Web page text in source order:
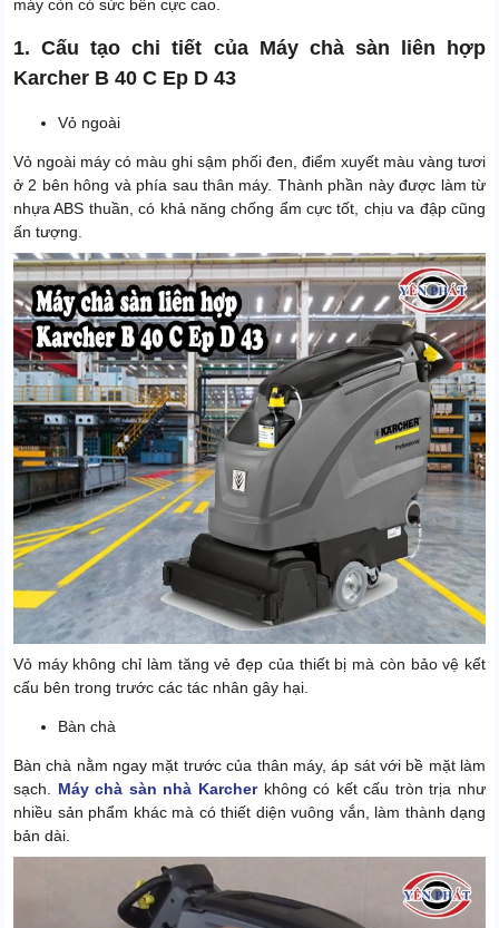
máy còn có sức bền cực cao.
1. Cấu tạo chi tiết của Máy chà sàn liên hợp
Karcher B 40 C Ep D 43
Vỏ ngoài
Vỏ ngoài máy có màu ghi sậm phối đen, điểm xuyết màu vàng tươi
ở 2 bên hông và phía sau thân máy. Thành phần này được làm từ
nhựa ABS thuần, có khả năng chống ẩm cực tốt, chịu va đập cũng
ấn tượng.
Vỏ máy không chỉ làm tăng vẻ đẹp của thiết bị mà còn bảo vệ kết
cấu bên trong trước các tác nhân gây hại.
Bàn chà
Bàn chà nằm ngay mặt trước của thân máy, áp sát với bề mặt làm
sạch. Máy chà sàn nhà Karcherkhông có kết cấu tròn trịa như
nhiều sản phẩm khác mà có thiết diện vuông vắn, làm thành dạng
bản dài.